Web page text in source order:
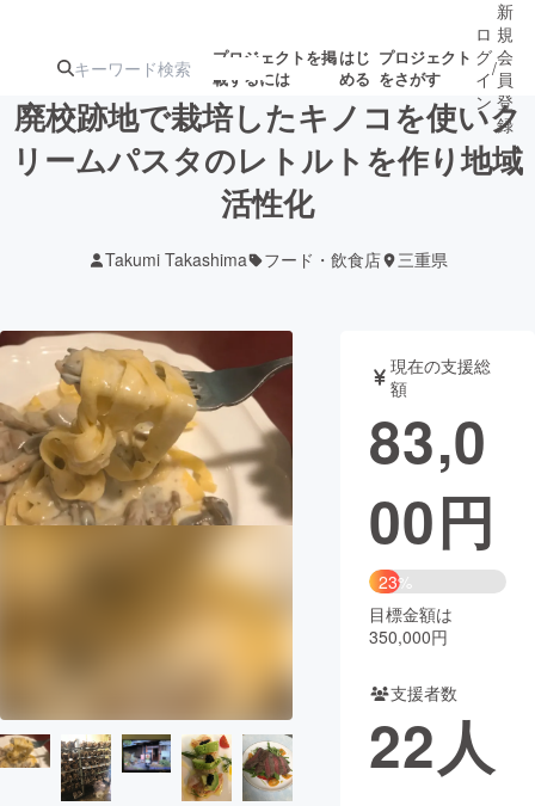
プロジェクトを掲
載するには
はじ
める
プロジェクト
をさがす
注目の新着プロ募集終了が近いプ
テクノロジー・ガジェット
映像・映画 書籍・雑誌
ビジネス・起業 チャレンジ
まちづくり・地域活性化
CAMPFIRE Creation
CAMPFIREふるさと納税machi-ya コミュニティ
ロ
グ
イ
ン
/
新
規
会
員
登
録
廃校跡地で栽培したキノコを使いク
リームパスタのレトルトを作り地域
活性化
Takumi Takashima フード・飲食店 三重県
現在の支援総
額
83,0
00円
23%
目標金額は
350,000円
支援者数
22人